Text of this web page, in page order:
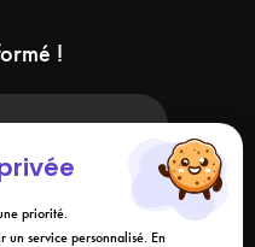
!
priorité.
un service personnalisé. En